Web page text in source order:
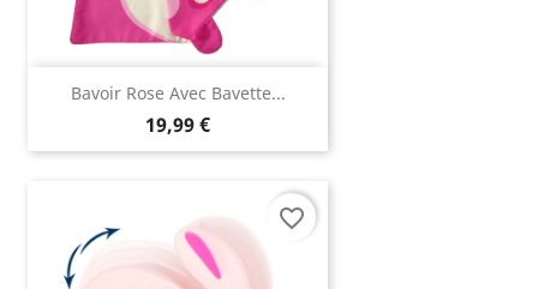
Bavoir Rose Avec Bavette...
19,99 €
favorite_border